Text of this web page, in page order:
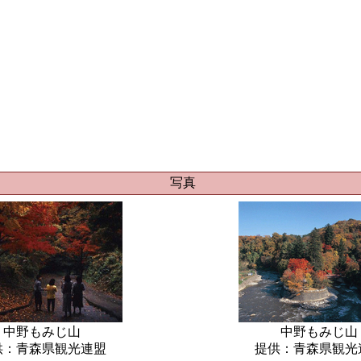
写真
中野もみじ山
：青森県観光連盟
中野もみじ山
提供：青森県観光